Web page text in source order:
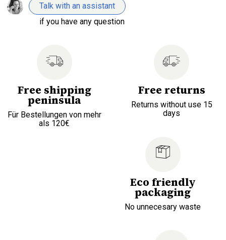
Talk with an assistant
if you have any question
Free shipping
peninsula
Für Bestellungen von mehr
als 120€
Free returns
Returns without use 15
days
Eco friendly
packaging
No unnecesary waste